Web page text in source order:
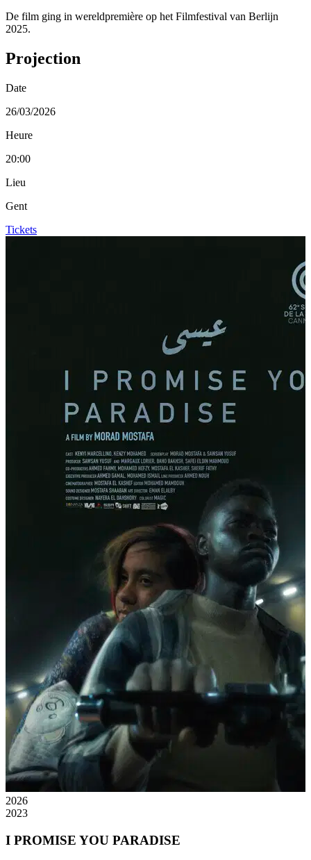
De film ging in wereldpremière op het Filmfestival van Berlijn
2025.
Projection
Date
26/03/2026
Heure
20:00
Lieu
Gent
Tickets
2026
2023
I PROMISE YOU PARADISE